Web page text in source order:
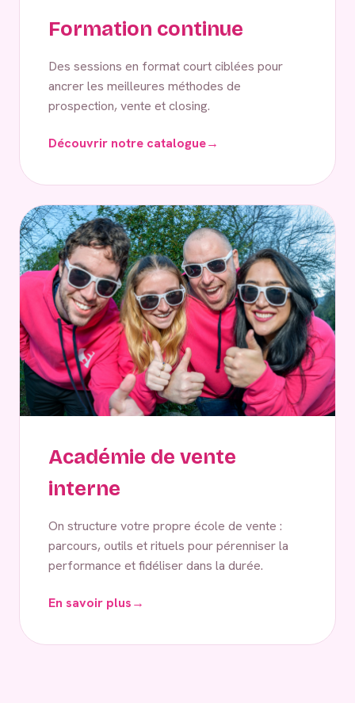
Formation continue
Des sessions en format court ciblées pour
ancrer les meilleures méthodes de
prospection, vente et closing.
Découvrir notre catalogue→
Académie de vente
interne
On structure votre propre école de vente :
parcours, outils et rituels pour pérenniser la
performance et fidéliser dans la durée.
En savoir plus→